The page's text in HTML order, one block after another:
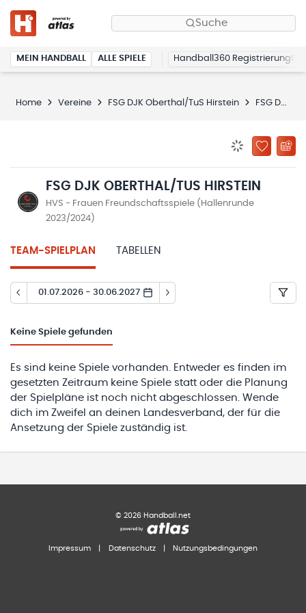
Suche
MEIN HANDBALL ALLE SPIELE Handball360 Registrierung
Home Vereine FSG DJK Oberthal/TuS Hirstein FSG DJK Oberthal/TuS Hirstein
ZU
FSG DJK OBERTHAL/TUS HIRSTEIN
HVS - Frauen Freundschaftsspiele (Hallenrunde
2023/2024)
TEAM-SPIELPLAN TABELLEN
01.07.2026 - 30.06.2027
Keine Spiele gefunden
Es sind keine Spiele vorhanden. Entweder es finden im
gesetzten Zeitraum keine Spiele statt oder die Planung
der Spielpläne ist noch nicht abgeschlossen. Wende
dich im Zweifel an deinen Landesverband, der für die
Ansetzung der Spiele zuständig ist.
© 2026 Handball.net
Impressum Datenschutz Nutzungsbedingungen